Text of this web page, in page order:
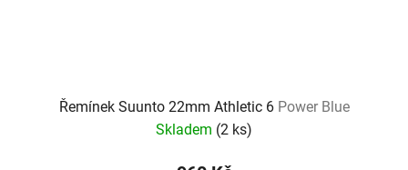
Řemínek Suunto 22mm Athletic 6 Power Blue
Skladem (2 ks)